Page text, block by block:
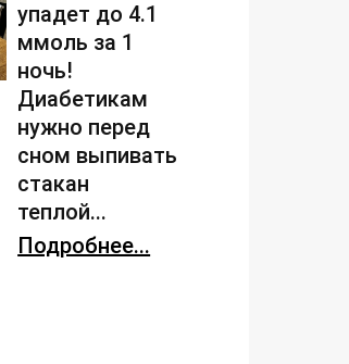
упадет до 4.1
ммоль за 1
ночь!
Диабетикам
нужно перед
сном выпивать
стакан
теплой...
Подробнее...